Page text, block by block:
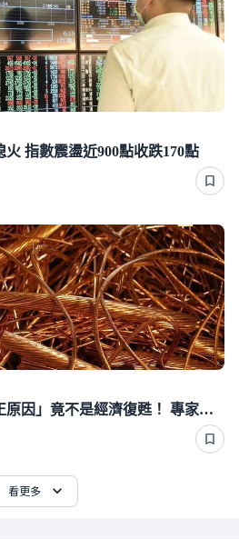
指數震盪近900點收跌170點
銅價狂飆創新高、「真正原因」竟不是經濟復甦！ 專家全說了
看更多